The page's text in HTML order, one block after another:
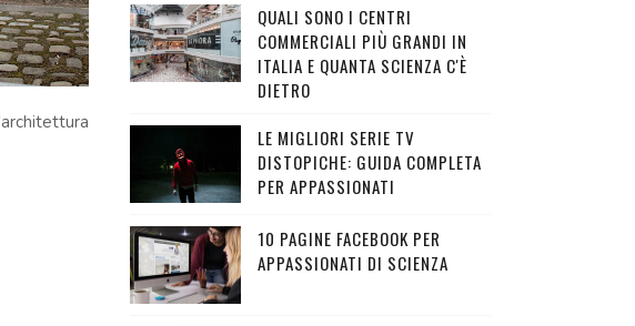
QUALI SONO I CENTRI
COMMERCIALI PIÙ GRANDI IN
ITALIA E QUANTA SCIENZA C'È
DIETRO
LE MIGLIORI SERIE TV
DISTOPICHE: GUIDA COMPLETA
PER APPASSIONATI
10 PAGINE FACEBOOK PER
APPASSIONATI DI SCIENZA